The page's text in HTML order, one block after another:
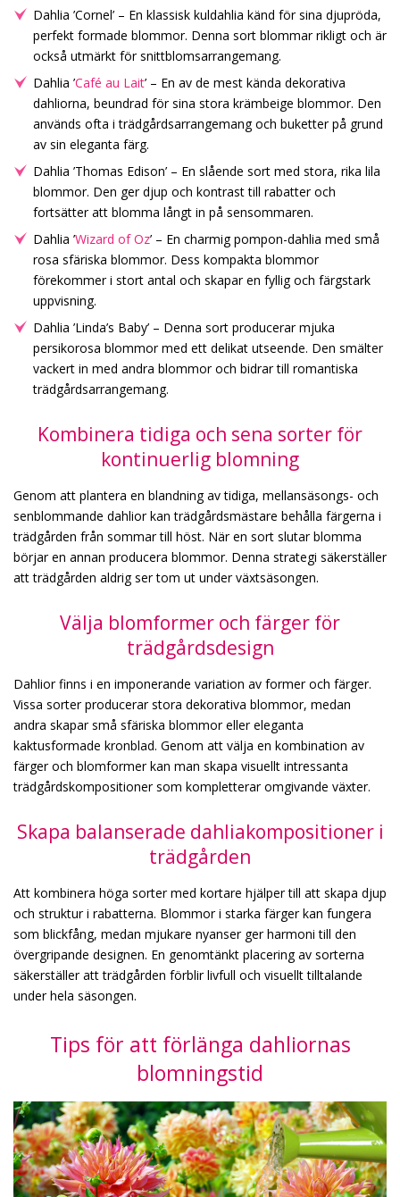
Dahlia ’Cornel’ – En klassisk kuldahlia känd för sina djupröda,
perfekt formade blommor. Denna sort blommar rikligt och är
också utmärkt för snittblomsarrangemang.
Dahlia ’Café au Lait’ – En av de mest kända dekorativa
dahliorna, beundrad för sina stora krämbeige blommor. Den
används ofta i trädgårdsarrangemang och buketter på grund
av sin eleganta färg.
Dahlia ’Thomas Edison’ – En slående sort med stora, rika lila
blommor. Den ger djup och kontrast till rabatter och
fortsätter att blomma långt in på sensommaren.
Dahlia ’Wizard of Oz’ – En charmig pompon-dahlia med små
rosa sfäriska blommor. Dess kompakta blommor
förekommer i stort antal och skapar en fyllig och färgstark
uppvisning.
Dahlia ’Linda’s Baby’ – Denna sort producerar mjuka
persikorosa blommor med ett delikat utseende. Den smälter
vackert in med andra blommor och bidrar till romantiska
trädgårdsarrangemang.
Kombinera tidiga och sena sorter för
kontinuerlig blomning
Genom att plantera en blandning av tidiga, mellansäsongs- och
senblommande dahlior kan trädgårdsmästare behålla färgerna i
trädgården från sommar till höst. När en sort slutar blomma
börjar en annan producera blommor. Denna strategi säkerställer
att trädgården aldrig ser tom ut under växtsäsongen.
Välja blomformer och färger för
trädgårdsdesign
Dahlior finns i en imponerande variation av former och färger.
Vissa sorter producerar stora dekorativa blommor, medan
andra skapar små sfäriska blommor eller eleganta
kaktusformade kronblad. Genom att välja en kombination av
färger och blomformer kan man skapa visuellt intressanta
trädgårdskompositioner som kompletterar omgivande växter.
Skapa balanserade dahliakompositioner i
trädgården
Att kombinera höga sorter med kortare hjälper till att skapa djup
och struktur i rabatterna. Blommor i starka färger kan fungera
som blickfång, medan mjukare nyanser ger harmoni till den
övergripande designen. En genomtänkt placering av sorterna
säkerställer att trädgården förblir livfull och visuellt tilltalande
under hela säsongen.
Tips för att förlänga dahliornas
blomningstid